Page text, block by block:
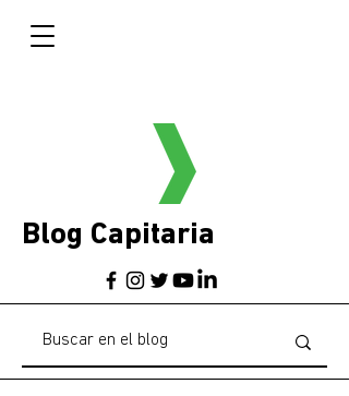
Blog Capitaria